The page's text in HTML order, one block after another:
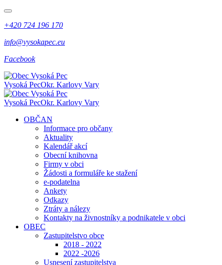
+420 724 196 170
info@vysokapec.eu
Facebook
Vysoká PecOkr. Karlovy Vary
Vysoká PecOkr. Karlovy Vary
OBČAN
Informace pro občany
Aktuality
Kalendář akcí
Obecní knihovna
Firmy v obci
Žádosti a formuláře ke stažení
e-podatelna
Ankety
Odkazy
Ztráty a nálezy
Kontakty na živnostníky a podnikatele v obci
OBEC
Zastupitelstvo obce
2018 - 2022
2022 -2026
Usnesení zastupitelstva